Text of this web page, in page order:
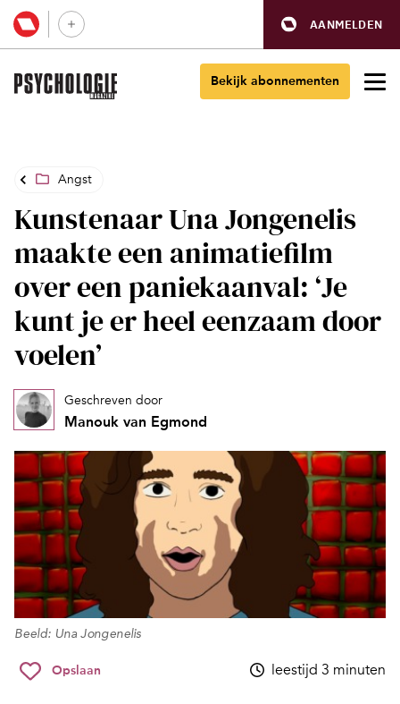
AANMELDEN
Bekijk abonnementen
Angst
Kunstenaar Una Jongenelis
maakte een animatiefilm
over een paniekaanval: ‘Je
kunt je er heel eenzaam door
voelen’
Geschreven door
Manouk van Egmond
Beeld: Una Jongenelis
Opslaan leestijd 3 minuten